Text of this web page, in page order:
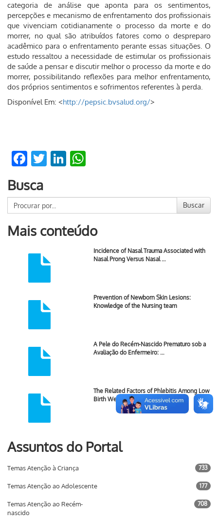
categoria de análise que aponta para os sentimentos,
percepções e mecanismo de enfrentamento dos profissionais
que vivenciam cotidianamente o processo da morte e do
morrer, no qual são atribuídos fatores como o despreparo
acadêmico para o enfrentamento perante essas situações. O
estudo ressaltou a necessidade de estimular os profissionais
de saúde a pensar e discutir melhor o processo da morte e do
morrer, possibilitando reflexões para melhor enfrentamento,
dos próprios sentimentos e sofrimentos referentes à perda.
Disponível Em: <http://pepsic.bvsalud.org/>
Facebook
TwitterLinkedIn
Busca
Buscar
Mais conteúdo
Incidence of Nasal Trauma Associated with
Nasal Prong Versus Nasal …
Prevention of Newborn Skin Lesions:
Knowledge of the Nursing team
A Pele do Recém-Nascido Prematuro sob a
Avaliação do Enfermeiro: …
The Related Factors of Phlebitis Among Low
Birth Weight Infants …
Assuntos do Portal
Temas Atenção à Criança 733
Temas Atenção ao Adolescente 177
Temas Atenção ao Recém-
nascido
708